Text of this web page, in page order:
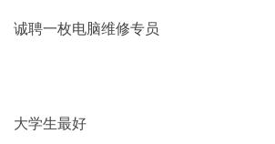
诚聘一枚电脑维修专员
大学生最好